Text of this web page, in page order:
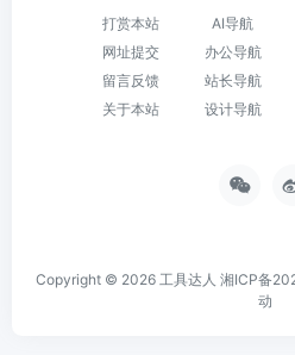
打赏本站
网址提交
留言反馈
关于本站
AI导航
办公导航
站长导航
设计导航
Copyright © 2026 工具达人 湘ICP备
动